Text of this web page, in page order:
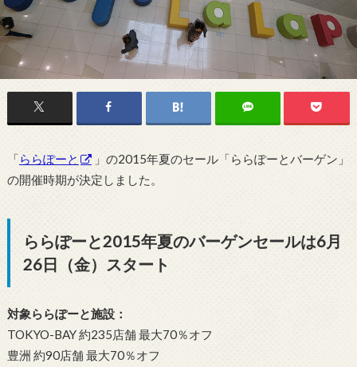
「ららぽーと
」の2015年夏のセール「ららぽーとバーゲン」
の開催時期が決定しました。
ららぽーと2015年夏のバーゲンセールは6月
26日（金）スタート
対象ららぽーと施設：
TOKYO-BAY 約235店舗 最大70％オフ
豊洲 約90店舗 最大70％オフ